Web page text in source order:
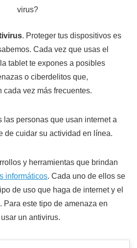
. Proteger tus dispositivos es
Cada vez que usas el
tablet te expones a posibles
o ciberdelitos que,
cada vez más frecuentes.
las personas que usan internet a
de cuidar su actividad en línea.
y herramientas que brindan
informáticos. Cada uno de ellos se
de uso que haga de internet y el
Para este tipo de amenaza en
un antivirus.